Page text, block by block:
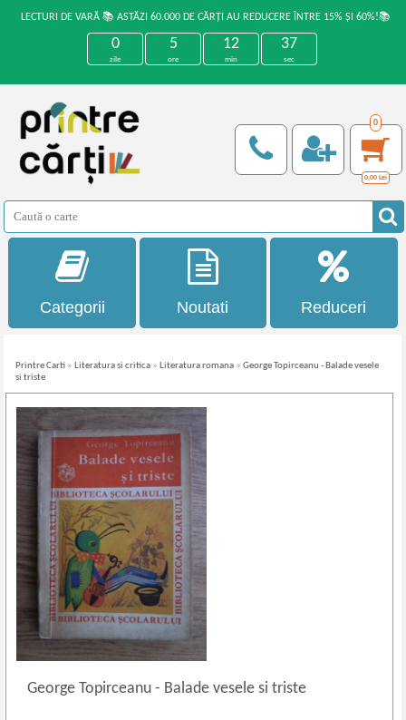
LECTURI DE VARĂ 📚 ASTĂZI 60.000 DE CĂRȚI AU REDUCERE ÎNTRE 15% ȘI 60%!📚
0
zile
5
ore
12
min
37
sec
0
0,00 Lei
Categorii Noutati Reduceri
Printre Carti » Literatura si critica » Literatura romana »George Topirceanu - Balade vesele
si triste
George Topirceanu- Balade vesele si triste